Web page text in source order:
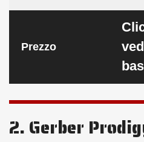
Prezzo
2. Gerber